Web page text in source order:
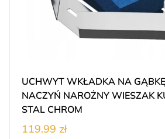
UCHWYT WKŁADKA NA
NACZYŃ NAROŻNY WIESZAK
STAL CHROM
119.99 zł